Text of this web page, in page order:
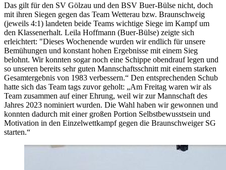
Das gilt für den SV Gölzau und den BSV Buer-Bülse nicht, doch
mit ihren Siegen gegen das Team Wetterau bzw. Braunschweig
(jeweils 4:1) landeten beide Teams wichtige Siege im Kampf um
den Klassenerhalt. Leila Hoffmann (Buer-Bülse) zeigte sich
erleichtert: "Dieses Wochenende wurden wir endlich für unsere
Bemühungen und konstant hohen Ergebnisse mit einem Sieg
belohnt. Wir konnten sogar noch eine Schippe obendrauf legen und
so unseren bereits sehr guten Mannschaftsschnitt mit einem starken
Gesamtergebnis von 1983 verbessern.“ Den entsprechenden Schub
hatte sich das Team tags zuvor geholt: „Am Freitag waren wir als
Team zusammen auf einer Ehrung, weil wir zur Mannschaft des
Jahres 2023 nominiert wurden. Die Wahl haben wir gewonnen und
konnten dadurch mit einer großen Portion Selbstbewusstsein und
Motivation in den Einzelwettkampf gegen die Braunschweiger SG
starten.“